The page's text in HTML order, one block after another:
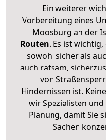
Ein weiterer
Vorbereitung eines
Moosburg an der
Routen. Es ist
sowohl sicher als
auch ratsam,
von
Hindernissen ist.
wir Spezialisten
Planung, damit Sie
Sachen